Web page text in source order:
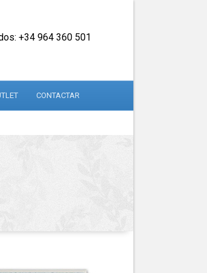
+34 964 360 501
CONTACTAR